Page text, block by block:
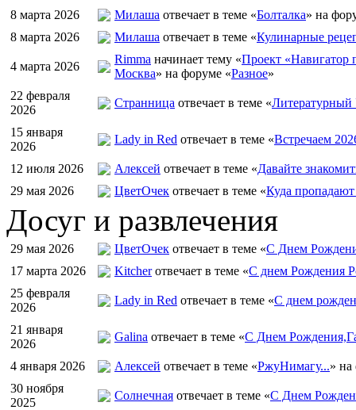
8 марта 2026
Милаша отвечает в теме «Болталка» на
8 марта 2026
Милаша отвечает в теме «Кулинарные
4 марта 2026
Rimma начинает тему «Проект «Навигатор
Москва» на форуме «Разное»
22 февраля
2026
Странница отвечает в теме «Литературный
15 января
2026
Lady in Red отвечает в теме «Встречаем
12 июля 2026 Алексей отвечает в теме «Давайте
29 мая 2026
ЦветOчек отвечает в теме «Куда
Досуг и развлечения
29 мая 2026 ЦветOчек отвечает в теме «С Днем
17 марта 2026
Kitcherотвечает в теме «С днем Рождения
25 февраля
2026
Lady in Red отвечает в теме «С днем
21 января
2026
Galina отвечает в теме «С Днем
4 января 2026 Алексей отвечает в теме «РжуНимагу...» на
30 ноября
2025
Солнечная отвечает в теме «С Днем